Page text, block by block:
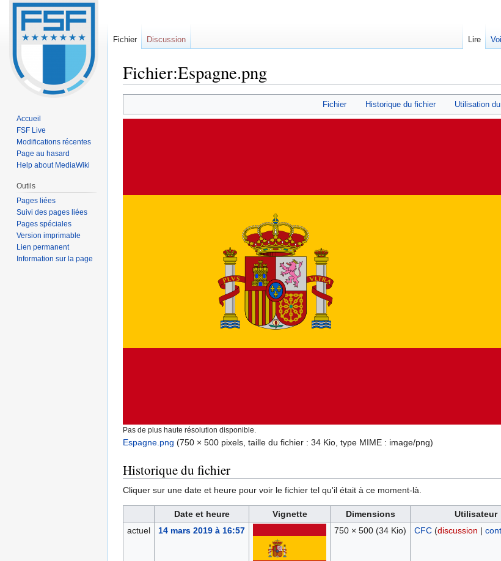
Fichier:Espagne.png
à
à
Fichier Historique du fichier Utilisation
Pas de plus haute résolution disponible.
Espagne.png (750 × 500 pixels, taille du fichier : 34 Kio, type MIME : image/png)
Historique du fichier
Cliquer sur une date et heure pour voir le fichier tel qu'il était à ce moment-là.
Date et heure Vignette Dimensions Utilisateur
actuel
14 mars 2019 à 16:57 750 × 500 (34 Kio) CFC (discussion |
Fichier Discussion Lire
Accueil
FSF Live
Modifications récentes
Page au hasard
Help about MediaWiki
Outils
Pages liées
Suivi des pages liées
Pages spéciales
Version imprimable
Lien permanent
Information sur la page